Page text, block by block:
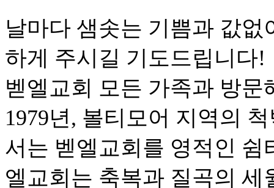
날마다 샘솟는 기쁨과 값
하게 주시길 기도드립니다!
벧엘교회 모든 가족과 방
1979년, 볼티모어 지역의
서는 벧엘교회를 영적인 쉼
엘교회는 축복과 질곡의